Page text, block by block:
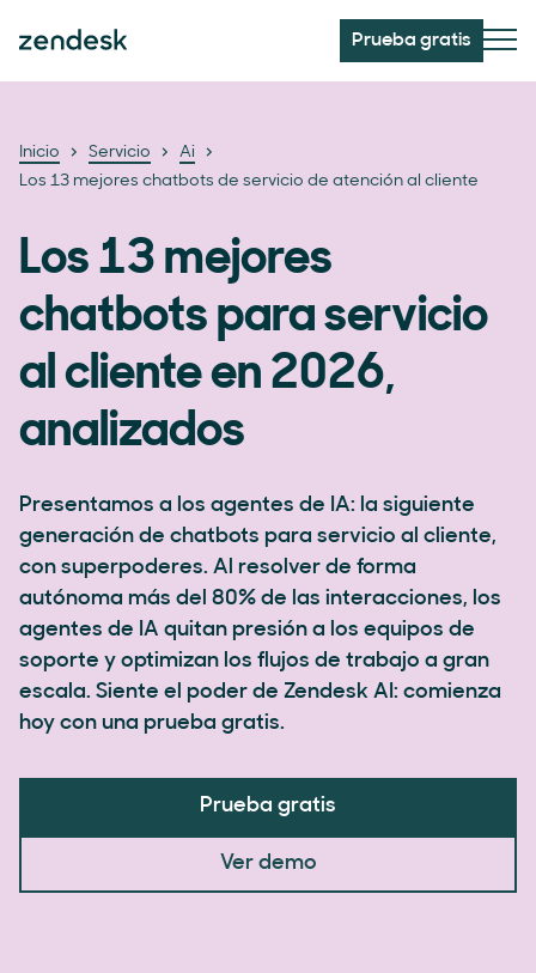
Prueba gratis
Inicio Servicio
Ai
Los 13 mejores chatbots de servicio de atención al cliente
Los 13 mejores
chatbots para servicio
al cliente en 2026,
analizados
Presentamos a los agentes de IA: la siguiente
generación de chatbots para servicio al cliente,
con superpoderes. Al resolver de forma
autónoma más del 80% de las interacciones, los
agentes de IA quitan presión a los equipos de
soporte y optimizan los flujos de trabajo a gran
escala. Siente el poder de Zendesk AI: comienza
hoy con una prueba gratis.
Prueba gratis
Ver demo